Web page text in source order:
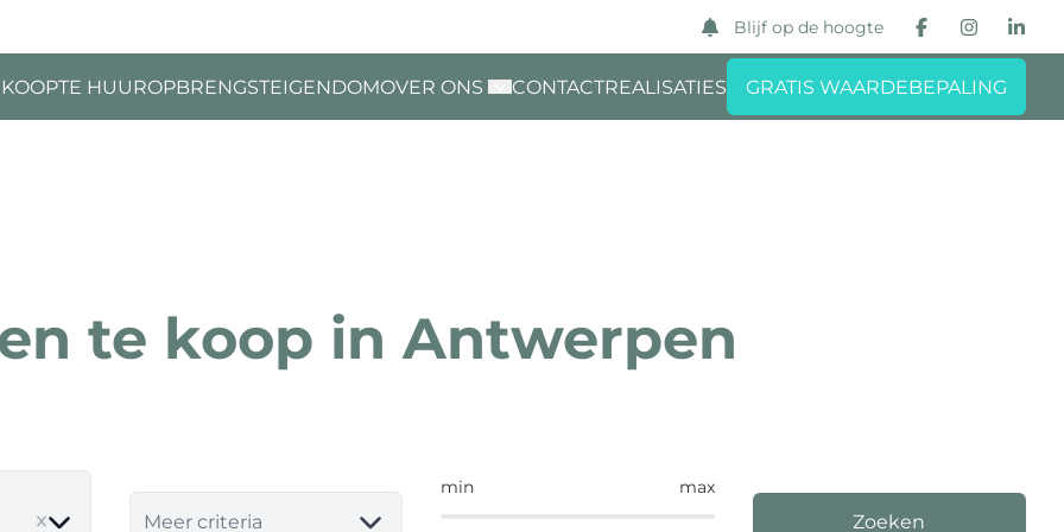
Blijf op de hoogte
TE HUUROPBRENGSTEIGENDOMOVER ONS CONTACTREALISATIES GRATIS WAARDEBEPALING
te koop in Antwerpen
Meer criteria
min max
Zoeken